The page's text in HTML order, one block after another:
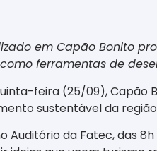
em Capão Bonito
ferramentas de
feira (25/09), Capão
sustentável da
Auditório da Fatec, das